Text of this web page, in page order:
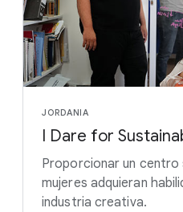
JORDANIA
I Dare for
Proporcionar un centro
mujeres adquieran
industria creativa.